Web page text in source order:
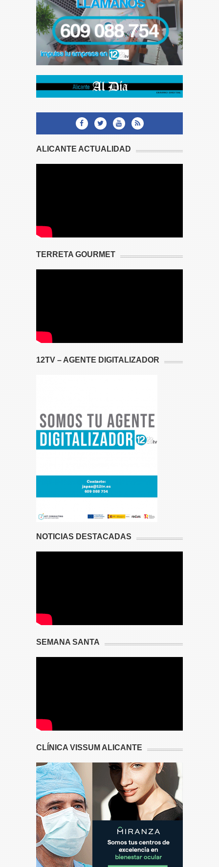
ALICANTE ACTUALIDAD
TERRETA GOURMET
12TV – AGENTE DIGITALIZADOR
NOTICIAS DESTACADAS
SEMANA SANTA
CLÍNICA VISSUM ALICANTE